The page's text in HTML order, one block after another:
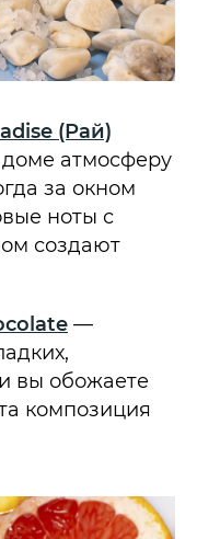
(Рай)
атмосферу
за окном
ноты с
создают
—
вы обожаете
композиция